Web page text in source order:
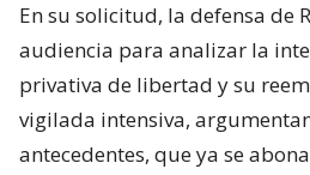
En su solicitud, la defensa de
audiencia para analizar la
privativa de libertad y su
vigilada intensiva,
antecedentes, que ya se